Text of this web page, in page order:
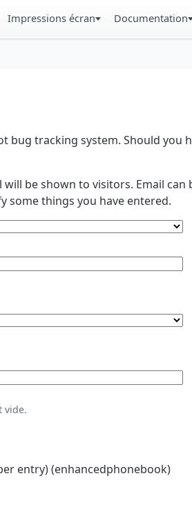
Impressions écran Documentation
tracking system. Should you
be shown to visitors. Email can
some things you have entered.
vide.
entry) (enhancedphonebook)